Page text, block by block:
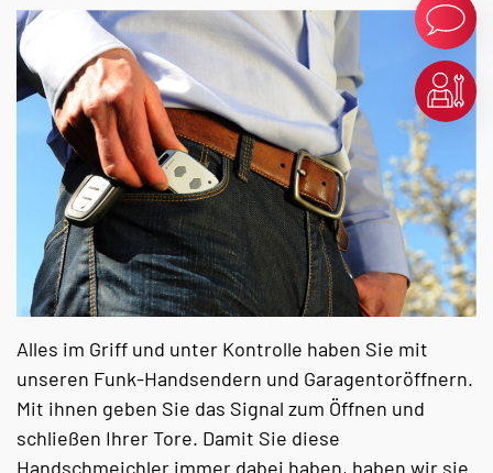
Alles im Griff und unter Kontrolle haben Sie mit
unseren Funk-Handsendern und Garagentoröffnern.
Mit ihnen geben Sie das Signal zum Öffnen und
schließen Ihrer Tore. Damit Sie diese
Handschmeichler immer dabei haben, haben wir sie